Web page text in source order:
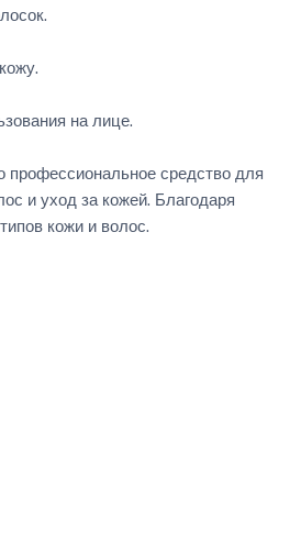
на лице.
профессиональное средство для
и уход за кожей. Благодаря
кожи и волос.